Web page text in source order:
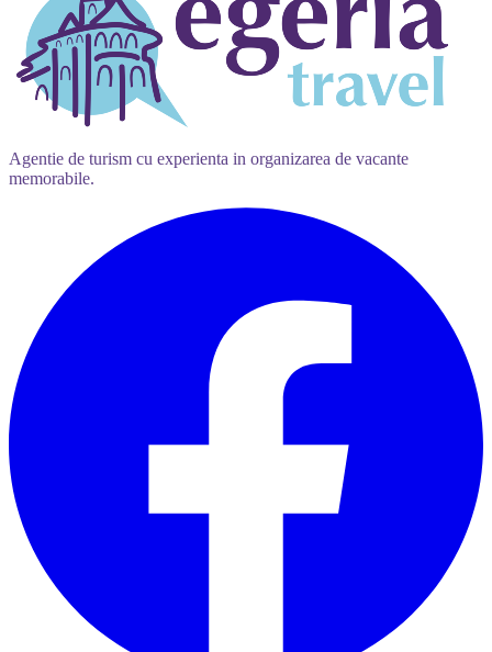
Agentie de turism cu experienta in organizarea de vacante
memorabile.